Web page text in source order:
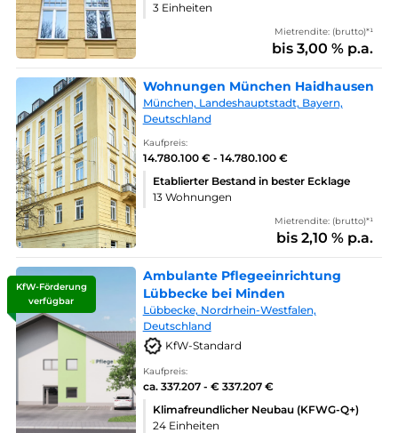
3 Einheiten
Mietrendite: (brutto)*¹
bis 3,00 % p.a.
Wohnungen München Haidhausen
München, Landeshauptstadt, Bayern,
Deutschland
Kaufpreis:
14.780.100 € - 14.780.100 €
Etablierter Bestand in bester Ecklage
13 Wohnungen
Mietrendite: (brutto)*¹
bis 2,10 % p.a.
KfW-Förderung
verfügbar
Ambulante Pflegeeinrichtung
Lübbecke bei Minden
Lübbecke, Nordrhein-Westfalen,
Deutschland
KfW-Standard
Kaufpreis:
ca. 337.207 - € 337.207 €
Klimafreundlicher Neubau (KFWG-Q+)
24 Einheiten